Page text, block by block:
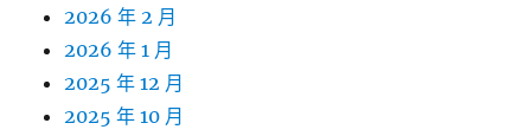
2026 年 2 月
2026 年 1 月
2025 年 12 月
2025 年 10 月